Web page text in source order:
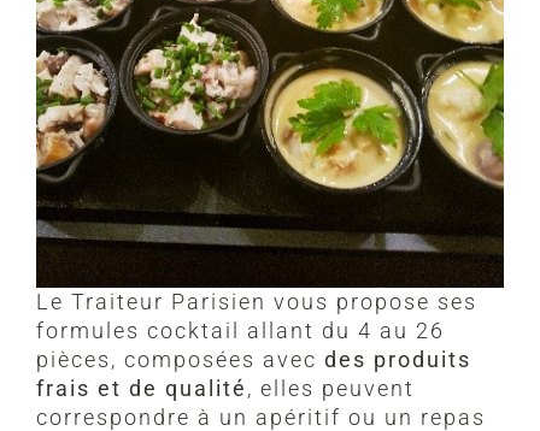
Le Traiteur Parisien vous propose ses
formules cocktail allant du 4 au 26
pièces, composées avec des produits
frais et de qualité, elles peuvent
correspondre à un apéritif ou un repas